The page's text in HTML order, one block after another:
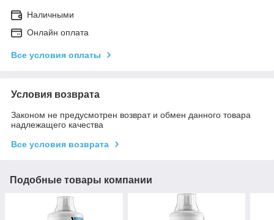
Наличными
Онлайн оплата
Все условия оплаты
Условия возврата
Законом не предусмотрен возврат и обмен данного товара
надлежащего качества
Все условия возврата
Подобные товары компании